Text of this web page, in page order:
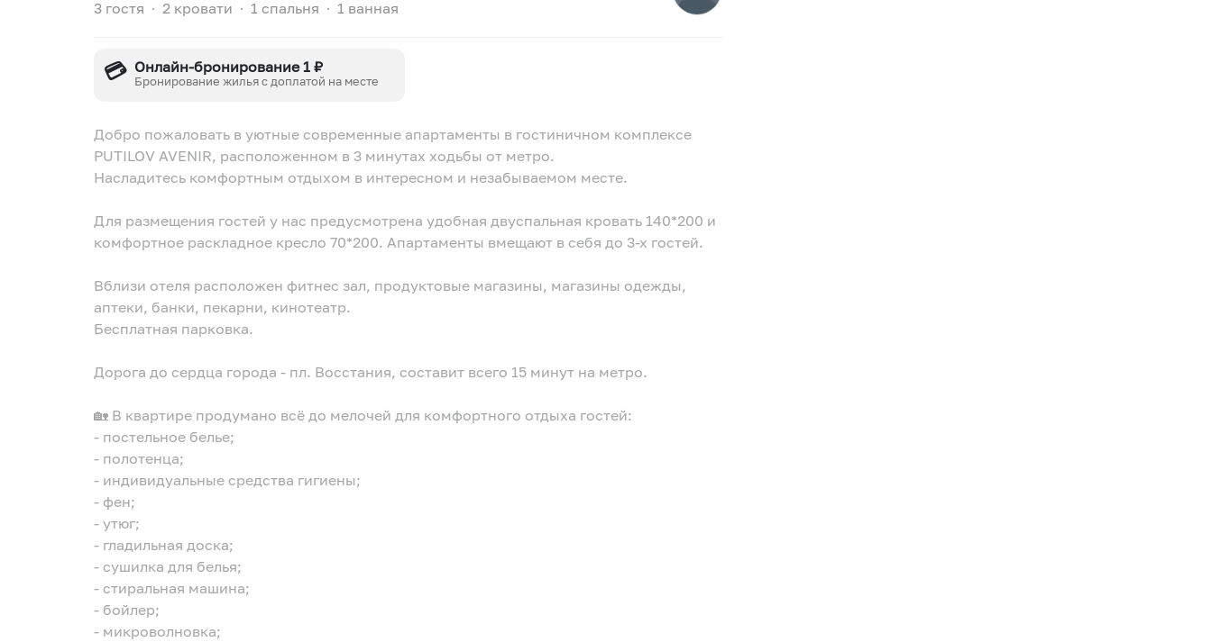
3 гостя ∙ 2 кровати ∙ 1 спальня ∙ 1 ванная
💳 Онлайн-бронирование 1 ₽
Бронирование жилья с доплатой на месте
Добро пожаловать в уютные современные апартаменты в гостиничном комплексе
PUTILOV AVENIR, расположенном в 3 минутах ходьбы от метро.
Насладитесь комфортным отдыхом в интересном и незабываемом месте.
Для размещения гостей у нас предусмотрена удобная двуспальная кровать 140*200 и
комфортное раскладное кресло 70*200. Апартаменты вмещают в себя до 3-х гостей.
Вблизи отеля расположен фитнес зал, продуктовые магазины, магазины одежды,
аптеки, банки, пекарни, кинотеатр.
Бесплатная парковка.
Дорога до сердца города - пл. Восстания, составит всего 15 минут на метро.
🏡 В квартире продумано всё до мелочей для комфортного отдыха гостей:
- постельное белье;
- полотенца;
- индивидуальные средства гигиены;
- фен;
- утюг;
- гладильная доска;
- сушилка для белья;
- стиральная машина;
- бойлер;
- микроволновка;